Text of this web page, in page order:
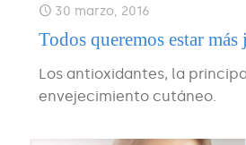
30 marzo, 2016
Todos queremos estar más
Los antioxidantes, la
envejecimiento cutáneo.